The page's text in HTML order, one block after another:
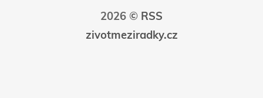
2026 © RSS
zivotmeziradky.cz